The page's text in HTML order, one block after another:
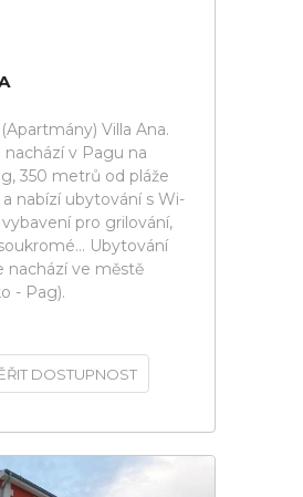
Villa Ana.
nachází v Pagu na
350 metrů od pláže
nabízí ubytování s Wi-
pro grilování,
Ubytování
nachází ve městě
- Pag).
DOSTUPNOST